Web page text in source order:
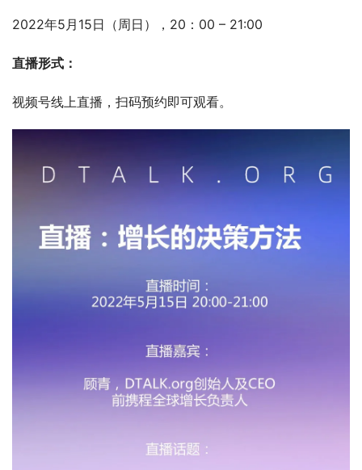
2022年5月15日（周日），20：00 – 21:00
直播形式：
视频号线上直播，扫码预约即可观看。